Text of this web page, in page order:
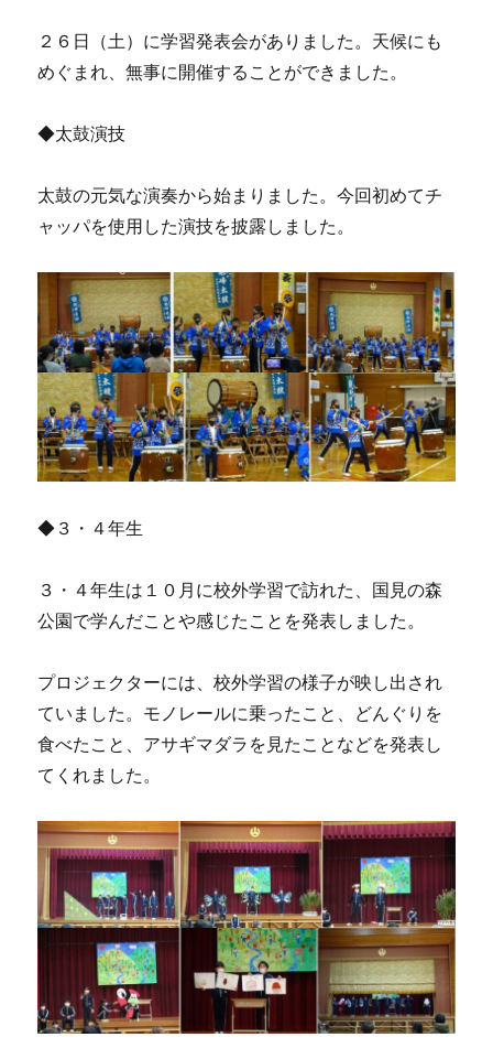
２６日（土）に学習発表会がありました。天候にも
めぐまれ、無事に開催することができました。
◆太鼓演技
太鼓の元気な演奏から始まりました。今回初めてチ
ャッパを使用した演技を披露しました。
◆３・４年生
３・４年生は１０月に校外学習で訪れた、国見の森
公園で学んだことや感じたことを発表しました。
プロジェクターには、校外学習の様子が映し出され
ていました。モノレールに乗ったこと、どんぐりを
食べたこと、アサギマダラを見たことなどを発表し
てくれました。